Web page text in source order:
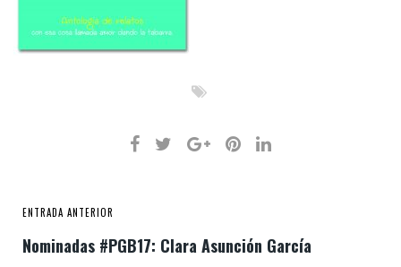
ENTRADA ANTERIOR
Nominadas #PGB17: Clara Asunción García